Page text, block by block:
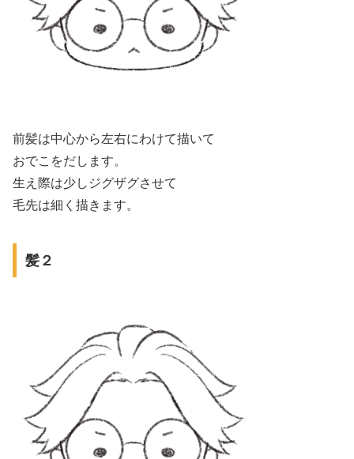
前髪は中心から左右にわけて描いて
おでこをだします。
生え際は少しジグザグさせて
毛先は細く描きます。
髪２